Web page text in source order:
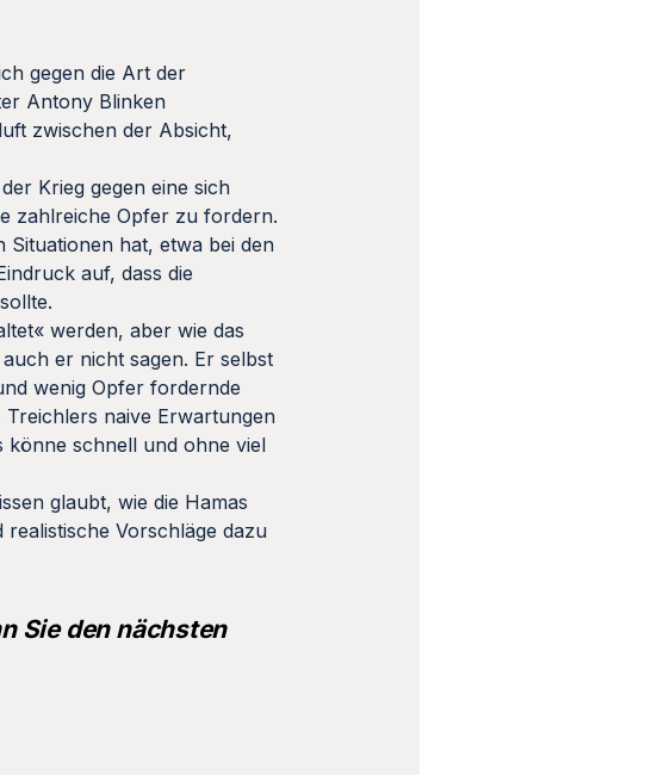
gegen die Art der
Antony Blinken
zwischen der Absicht,
Krieg gegen eine sich
zahlreiche Opfer zu fordern.
hat, etwa bei den
auf, dass die
werden, aber wie das
er nicht sagen. Er selbst
wenig Opfer fordernde
naive Erwartungen
könne schnell und ohne viel
glaubt, wie die Hamas
Vorschläge dazu
Sie den nächsten